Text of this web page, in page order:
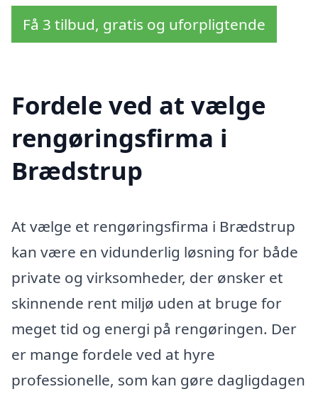
Få 3 tilbud, gratis og uforpligtende
Fordele ved at vælge
rengøringsfirma i
Brædstrup
At vælge et rengøringsfirma i Brædstrup
kan være en vidunderlig løsning for både
private og virksomheder, der ønsker et
skinnende rent miljø uden at bruge for
meget tid og energi på rengøringen. Der
er mange fordele ved at hyre
professionelle, som kan gøre dagligdagen